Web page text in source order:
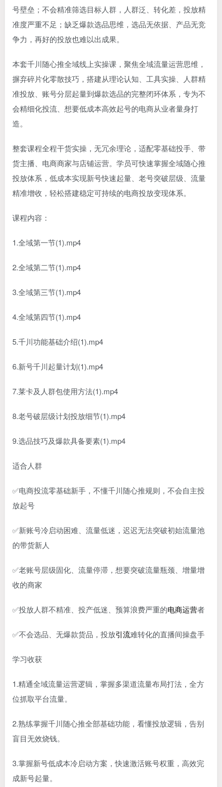
号壁垒；不会精准筛选目标人群，人群泛、转化差，投放精
准度严重不足；缺乏爆款选品思维，选品无依据、产品无竞
争力，再好的投放也难以出成果。
本套千川随心推全域线上实操课，聚焦全域流量运营思维，
摒弃碎片化零散技巧，搭建从理论认知、工具实操、人群精
准投放、账号分层起量到爆款选品的完整闭环体系，专为不
会精细化投流、想要低成本高效起号的电商从业者量身打
造。
整套课程全程干货实操，无冗余理论，适配零基础投手、带
货主播、电商商家与店铺运营。学员可快速掌握全域随心推
投放体系，低成本实现新号快速起量、老号突破层级、流量
精准增收，轻松搭建稳定可持续的电商投放变现体系。
课程内容：
1.全域第一节(1).mp4
2.全域第二节(1).mp4
3.全域第三节(1).mp4
4.全域第四节(1).mp4
5.千川功能基础介绍(1).mp4
6.新号千川起量计划(1).mp4
7.莱卡及人群包使用方法(1).mp4
8.老号破层级计划投放细节(1).mp4
9.选品技巧及爆款具备要素(1).mp4
适合人群
✅电商投流零基础新手，不懂千川随心推规则，不会自主投
放起号
✅新账号冷启动困难、流量低迷，迟迟无法突破初始流量池
的带货新人
✅老账号层级固化、流量停滞，想要突破流量瓶颈、增量增
收的商家
✅投放人群不精准、投产低迷、预算浪费严重的电商运营者
✅不会选品、无爆款货品，投放引流难转化的直播间操盘手
学习收获
1.精通全域流量运营逻辑，掌握多渠道流量布局打法，全方
位抓取平台流量。
2.熟练掌握千川随心推全部基础功能，看懂投放逻辑，告别
盲目无效烧钱。
3.掌握新号低成本冷启动方案，快速激活账号权重，高效完
成新号起量。